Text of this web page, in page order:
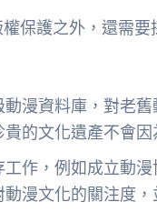
保護之外，還需
漫資料庫，對老
的文化遺產不會因
作，例如成立動
漫文化的關注度